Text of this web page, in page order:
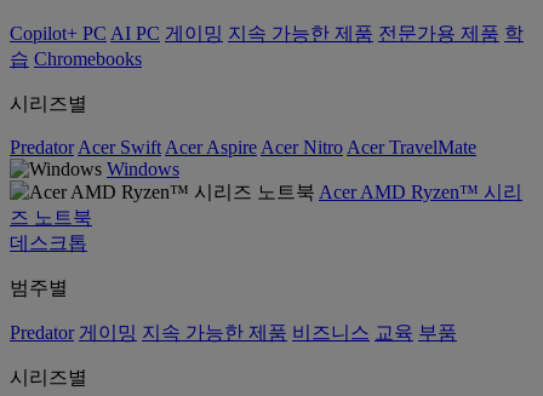
Copilot+ PC AI PC 게이밍 지속 가능한 제품 전문가용 제품 학
습 Chromebooks
시리즈별
Predator Acer Swift Acer Aspire Acer Nitro Acer TravelMate
Windows
Acer AMD Ryzen™ 시리
즈 노트북
데스크톱
범주별
Predator 게이밍 지속 가능한 제품 비즈니스 교육 부품
시리즈별